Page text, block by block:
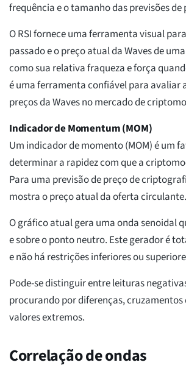
frequência e o tamanho das previsões de
O RSI fornece uma ferramenta visual
passado e o preço atual da Waves de
como sua relativa fraqueza e força
é uma ferramenta confiável para avaliar
preços da Waves no mercado de
Indicador de Momentum (MOM)
Um indicador de momento (MOM) é um
determinar a rapidez com que a
Para uma previsão de preço de
mostra o preço atual da oferta circulante.
O gráfico atual gera uma onda senoidal
e sobre o ponto neutro. Este gerador é
e não há restrições inferiores ou
Pode-se distinguir entre leituras
procurando por diferenças, cruzamentos
valores extremos.
Correlação de ondas